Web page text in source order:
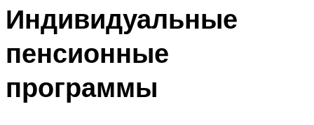
Индивидуальные
пенсионные
программы